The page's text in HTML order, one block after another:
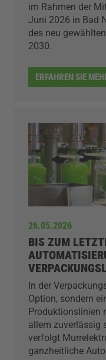
im Rahmen der
Juni 2026 in Bad
des neu
2030.
ERFAHREN SIE
26.05.2026
BIS ZUM
In der
Option, sondern
Produktionslinien
allem zuverlässig
verfolgt
ganzheitliche